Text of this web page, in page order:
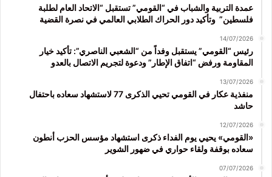
عمدة التربية والشباب في “القومي” تستقبل “الاتحاد العام لطلبة
فلسطين” وتأكيد دور الحراك الطلابي العالمي في نصرة القضية
14/07/2026
رئيس “القومي” يستقبل وفداً من “الشعبي الناصري”: تأكيد خيار
المقاومة ورفض “اتفاق الإطار” ودعوة لتجريم الاتصال بالعدو
13/07/2026
منفذية عكار في القومي تحيي الذكرى 77 لاستشهاد سعاده باحتفال
حاشد
12/07/2026
«القومي» يحيي يوم الفداء ذكرى استشهاد مؤسس الحزب أنطون
سعاده بوقفة ولقاء حواري في ضهور الشوير
07/07/2026